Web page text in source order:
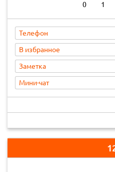
0 1
Телефон
В избранное
Заметка
Мини-чат